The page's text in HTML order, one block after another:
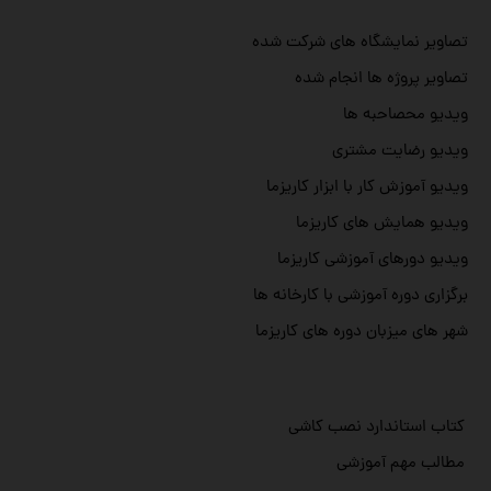
تصاویر نمایشگاه های شرکت شده
تصاویر پروژه ها انجام شده
ویدیو محصاحبه ها
ویدیو رضایت مشتری
ویدیو آموزش کار با ابزار کاریزما
ویدیو همایش های کاریزما
ویدیو دورهای آموزشی کاریزما
برگزاری دوره آموزشی با کارخانه ها
شهر های میزبان دوره های کاریزما
کتاب استاندارد نصب کاشی
مطالب مهم آموزشی